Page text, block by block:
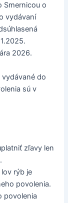
Smernicou o
vydávaní
2026.
do
sú v
zľavy len
rýb je
povolenia.
povolenia